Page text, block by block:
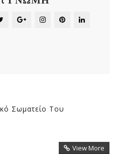
Σωματείο Του
View More